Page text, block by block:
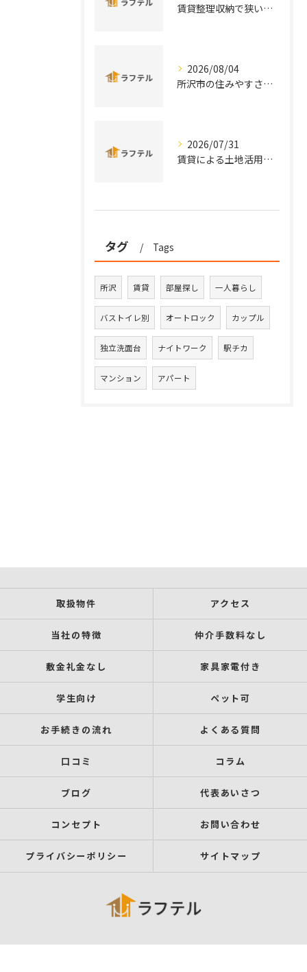
賃貸整理収納で狭い部屋も片付く効率的な実践術と手軽アイデアまとめ
2026/08/04
所沢市の住みやすさと治安を実データと口コミから徹底比較
2026/07/31
賃貸による土地活用を埼玉県所沢市秩父市の特性から徹底比較し安定収益を実現する方法
タグ Tags
所沢 賃貸 部屋探し 一人暮らし
バストイレ別 オートロック カップル
独立洗面台 ナイトワーク 駅チカ
マンション アパート
取扱物件 アクセス
当社の特徴 仲介手数料なし
敷金礼金なし 家具家電付き
学生向け ペット可
お手続きの流れ よくある質問
口コミ コラム
ブログ 代表あいさつ
コンセプト お問い合わせ
プライバシーポリシー サイトマップ